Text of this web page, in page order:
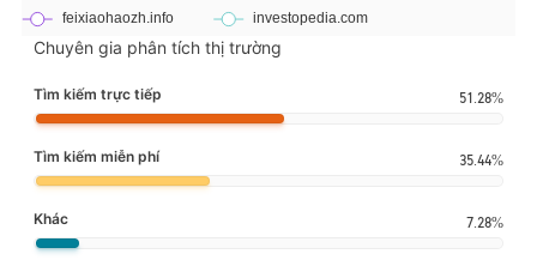
Chuyên gia phân tích thị trường
Tìm kiếm trực tiếp 51.28%
Tìm kiếm miễn phí 35.44%
Khác 7.28%